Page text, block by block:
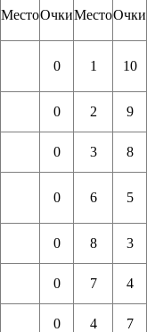
МестоОчкиМестоОчки
0 1 10
0 2 9
0 3 8
0 6 5
0 8 3
0 7 4
0 4 7